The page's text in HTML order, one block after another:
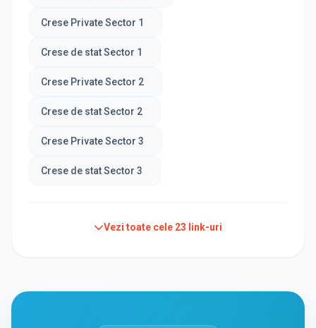
Crese Private Sector 1
Crese de stat Sector 1
Crese Private Sector 2
Crese de stat Sector 2
Crese Private Sector 3
Crese de stat Sector 3
Vezi toate cele 23 link-uri